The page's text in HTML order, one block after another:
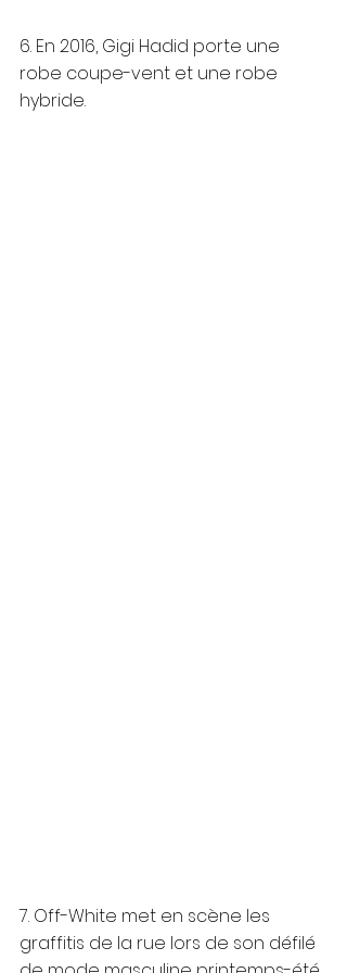
6. En 2016, Gigi Hadid porte une
robe coupe-vent et une robe
hybride.
7. Off-White met en scène les
graffitis de la rue lors de son défilé